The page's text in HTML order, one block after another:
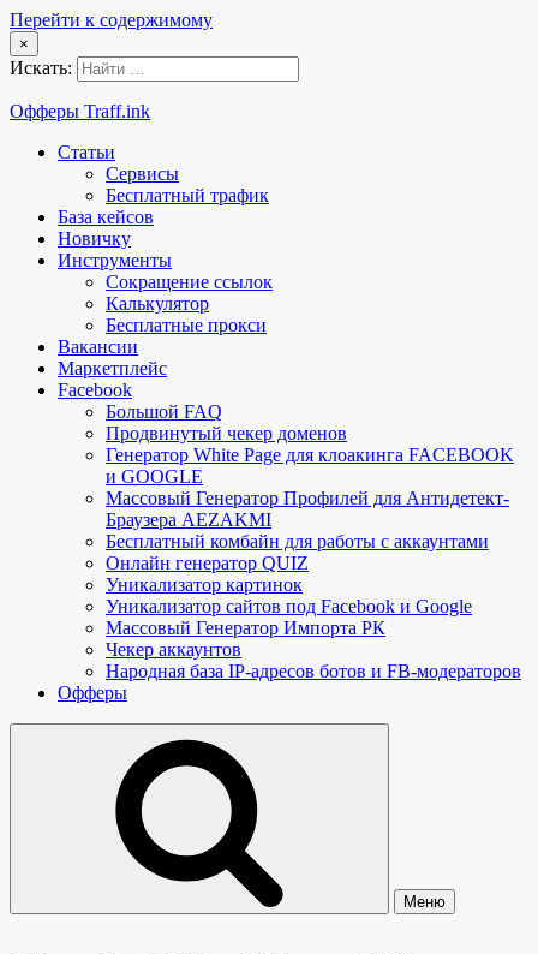
Перейти к содержимому
×
Искать:
Офферы Traff.ink
Статьи
Сервисы
Бесплатный трафик
База кейсов
Новичку
Инструменты
Сокращение ссылок
Калькулятор
Бесплатные прокси
Вакансии
Маркетплейс
Facebook
Большой FAQ
Продвинутый чекер доменов
Генератор White Page для клоакинга FACEBOOK
и GOOGLE
Массовый Генератор Профилей для Антидетект-
Браузера AEZAKMI
Бесплатный комбайн для работы с аккаунтами
Онлайн генератор QUIZ
Уникализатор картинок
Уникализатор сайтов под Facebook и Google
Массовый Генератор Импорта РК
Чекер аккаунтов
Народная база IP-адресов ботов и FB-модераторов
Офферы
Меню